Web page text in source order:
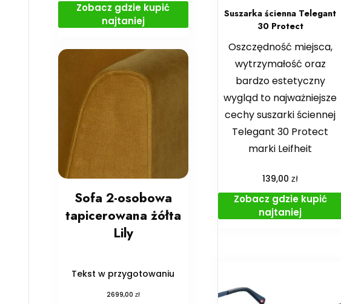
Suszarka ścienna Telegant
30 Protect
Oszczędność miejsca,
wytrzymałość oraz
bardzo estetyczny
wygląd to najważniejsze
cechy suszarki ściennej
Telegant 30 Protect
marki Leifheit
139,00zł
Zobacz gdzie kupić
najtaniej
Zobacz gdzie kupić
najtaniej
Sofa 2-osobowa
tapicerowana żółta
Lily
Tekst w przygotowaniu
2699,00 zł